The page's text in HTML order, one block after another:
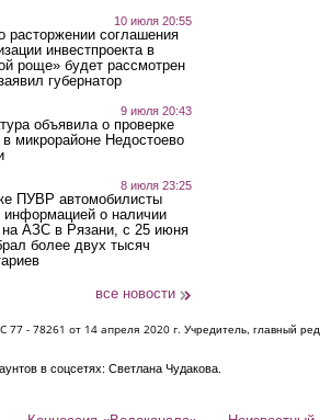
10 июля 20:55
расторжении соглашения
инвестпроекта в
роще» будет рассмотрен
губернатор
9 июля 20:43
объявила о проверке
в микрорайоне Недостоево
8 июля 23:25
ПУВР автомобилисты
информацией о наличии
на АЗС в Рязани, с 25 июня
более двух тысяч
все новости
77 - 78261 от 14 апреля 2020 г. Учредитель, главный
в соцсетях: Светлана Чудакова.